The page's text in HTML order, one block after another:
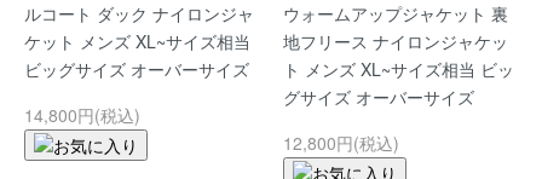
ルコート ダック ナイロンジャ
ケット メンズ XL~サイズ相当
ビッグサイズ オーバーサイズ
14,800円(税込)
ウォームアップジャケット 裏
地フリース ナイロンジャケッ
ト メンズ XL~サイズ相当 ビッ
グサイズ オーバーサイズ
12,800円(税込)